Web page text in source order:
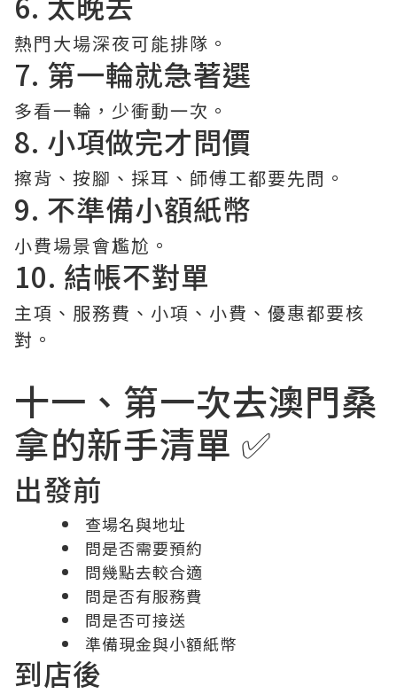
熱門大場深夜可能排隊。
7. 第一輪就急著選
多看一輪，少衝動一次。
8. 小項做完才問價
擦背、按腳、採耳、師傅工都要先問。
9. 不準備小額紙幣
小費場景會尷尬。
10. 結帳不對單
主項、服務費、小項、小費、優惠都要核
對。
十一、第一次去澳門桑
拿的新手清單 ✅
出發前
查場名與地址
問是否需要預約
問幾點去較合適
問是否有服務費
問是否可接送
準備現金與小額紙幣
到店後